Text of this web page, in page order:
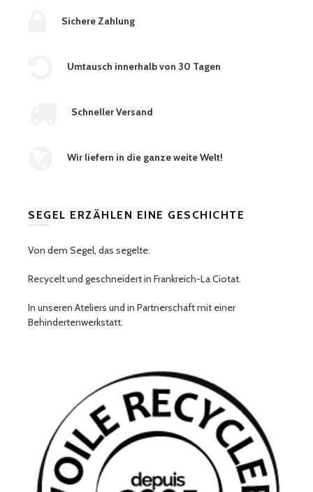
Sichere Zahlung
Umtausch innerhalb von 30 Tagen
Schneller Versand
Wir liefern in die ganze weite Welt!
SEGEL ERZÄHLEN EINE GESCHICHTE
Von dem Segel, das segelte.
Recycelt und geschneidert in Frankreich-La Ciotat.
In unseren Ateliers und in Partnerschaft mit einer
Behindertenwerkstatt.